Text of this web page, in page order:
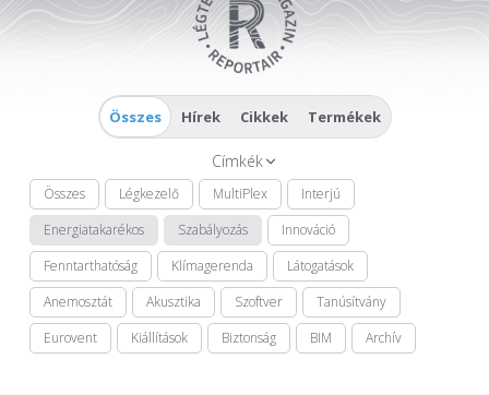
Összes Hírek Cikkek Termékek
Címkék
Összes Légkezelő MultiPlex
Interjú
Energiatakarékos
Szabályozás
Innováció
Fenntarthatóság
Klímagerenda
Látogatások
Anemosztát
Akusztika Szoftver
Tanúsítvány
Eurovent
Kiállítások Biztonság BIM Archív